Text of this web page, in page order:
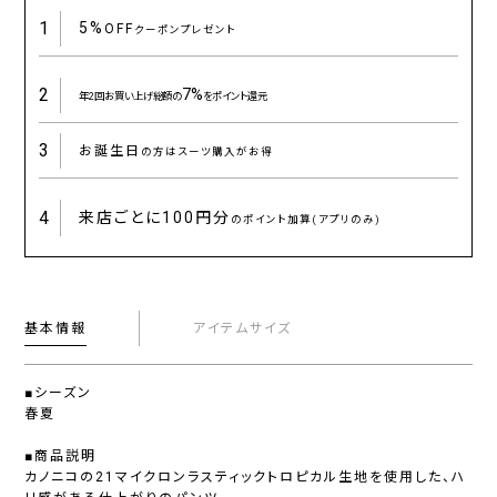
1 5%OFFクーポンプレゼント
2 年2回お買い上げ総額の7%をポイント還元
3 お誕生日 の方はスーツ購入がお得
4 来店ごとに100円分 のポイント加算(アプリのみ)
基本情報 アイテムサイズ
■シーズン
春夏
■商品説明
カノニコの21マイクロンラスティックトロピカル生地を使用した、ハ